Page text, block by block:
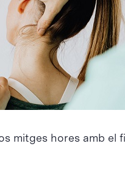
mitges hores amb el